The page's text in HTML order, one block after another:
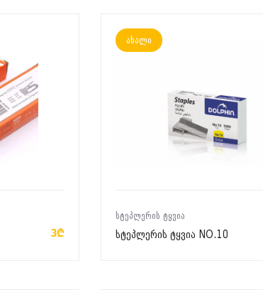
3₾
ახალი
ᲡᲢᲔᲞᲚᲔᲠᲘᲡ ᲢᲧᲕᲘᲐ
სტეპლერის ტყვია NO.10